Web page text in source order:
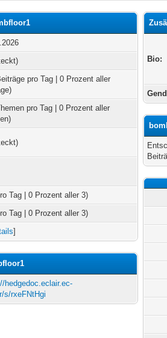
pro Tag | 0 Prozent aller
pro Tag | 0 Prozent aller
Tag | 0 Prozent aller 3)
Tag | 0 Prozent aller 3)
]
hedgedoc.eclair.ec-
s/rxeFNtHgi
Bio: